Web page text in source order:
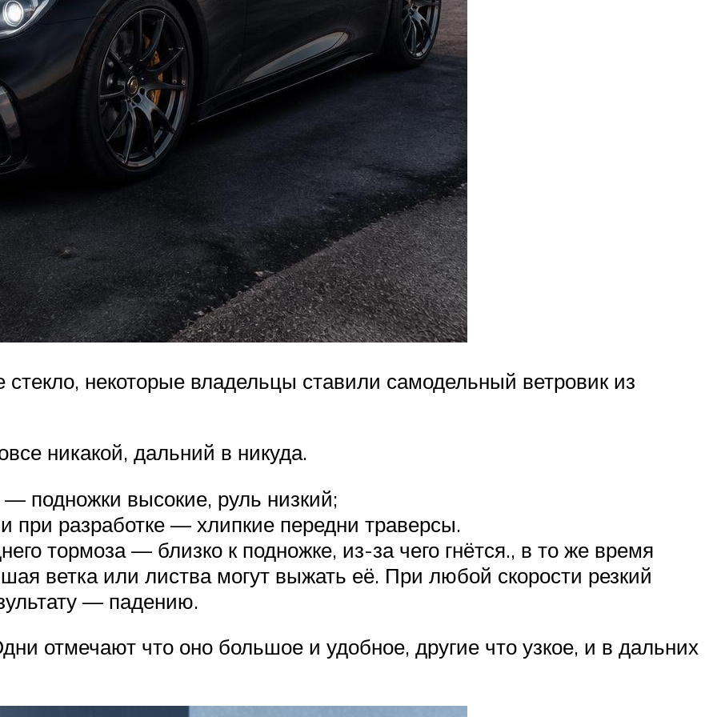
некоторые владельцы ставили самодельный ветровик из
никакой, дальний в никуда.
подножки высокие, руль низкий;
при разработке — хлипкие передни траверсы.
тормоза — близко к подножке, из-за чего гнётся., в то же время
ветка или листва могут выжать её. При любой скорости резкий
— падению.
отмечают что оно большое и удобное, другие что узкое, и в дальних